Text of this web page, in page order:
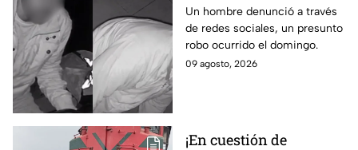
dos hombres de un
presunto robo a un
negocio en León
Un hombre denunció a través
de redes sociales, un presunto
robo ocurrido el domingo.
09 agosto, 2026
¡En cuestión de